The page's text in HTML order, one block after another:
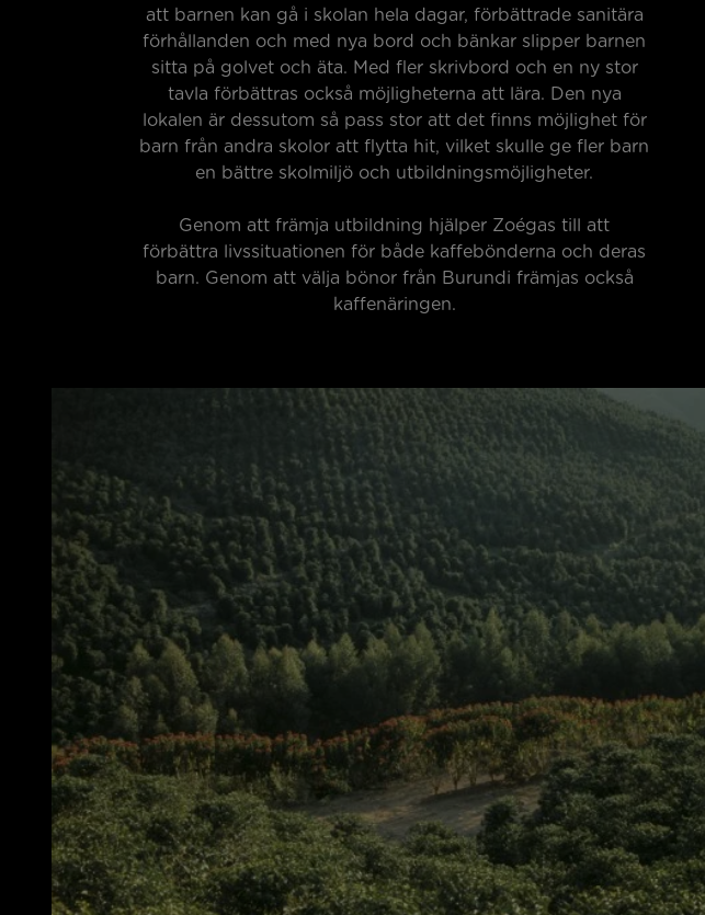
att barnen kan gå i skolan hela dagar, förbättrade sanitära
förhållanden och med nya bord och bänkar slipper barnen
sitta på golvet och äta. Med fler skrivbord och en ny stor
tavla förbättras också möjligheterna att lära. Den nya
lokalen är dessutom så pass stor att det finns möjlighet för
barn från andra skolor att flytta hit, vilket skulle ge fler barn
en bättre skolmiljö och utbildningsmöjligheter.
Genom att främja utbildning hjälper Zoégas till att
förbättra livssituationen för både kaffebönderna och deras
barn. Genom att välja bönor från Burundi främjas också
kaffenäringen.